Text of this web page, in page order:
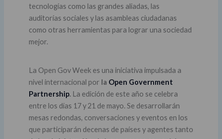
tecnologías como las grandes aliadas, las
auditorías sociales y las asambleas ciudadanas
como otras herramientas para lograr una sociedad
mejor.
La Open Gov Week es una iniciativa impulsada a
nivel internacional por la Open Government
Partnership.La edición de este año se celebra
entre los días 17 y 21 de mayo. Se desarrollarán
mesas redondas, conversaciones y eventos en los
que participarán decenas de países y agentes tanto